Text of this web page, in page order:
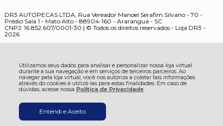
Utilizamos seus dados para analisar e personalizar nossa loja virtual
durante a sua navegação e em serviços de terceiros parceiros. Ao
navegar pela loja virtual, você nos autoriza a coletar tais informações
através do cookies e utilizá-las para estas finalidades. Em caso de
dúvidas, acesse nossa Política de Privacidade
Entendi e Aceito
DR3 AUTOPECAS LTDA, Rua Vereador Manoel Serafim Silvano - 70 -
Prédio Sala 1 - Mato Alto - 88904-160 - Araranguá - SC
CNPJ: 16.852.607/0001-30 | © Todos os direitos reservados - Loja DR3 -
2026